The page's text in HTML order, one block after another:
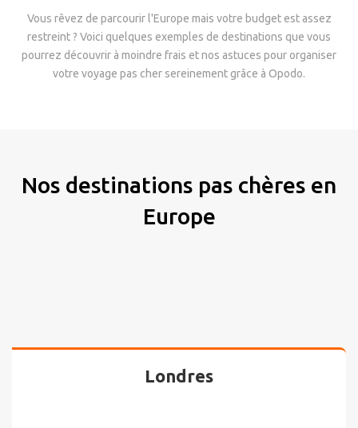
Vous rêvez de parcourir l'Europe mais votre budget est assez
restreint ? Voici quelques exemples de destinations que vous
pourrez découvrir à moindre frais et nos astuces pour organiser
votre voyage pas cher sereinement grâce à Opodo.
Nos destinations pas chères en
Europe
Londres